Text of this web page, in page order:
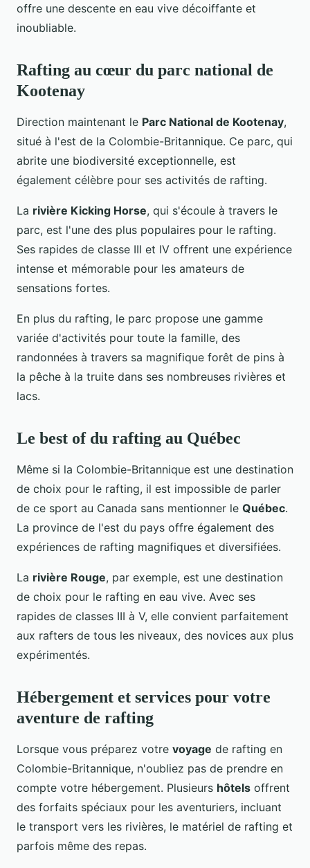
offre une descente en eau vive décoiffante et
inoubliable.
Rafting au cœur du parc national de
Kootenay
Direction maintenant le Parc National de Kootenay,
situé à l'est de la Colombie-Britannique. Ce parc, qui
abrite une biodiversité exceptionnelle, est
également célèbre pour ses activités de rafting.
La rivière Kicking Horse, qui s'écoule à travers le
parc, est l'une des plus populaires pour le rafting.
Ses rapides de classe III et IV offrent une expérience
intense et mémorable pour les amateurs de
sensations fortes.
En plus du rafting, le parc propose une gamme
variée d'activités pour toute la famille, des
randonnées à travers sa magnifique forêt de pins à
la pêche à la truite dans ses nombreuses rivières et
lacs.
Le best of du rafting au Québec
Même si la Colombie-Britannique est une destination
de choix pour le rafting, il est impossible de parler
de ce sport au Canada sans mentionner le Québec.
La province de l'est du pays offre également des
expériences de rafting magnifiques et diversifiées.
La rivière Rouge, par exemple, est une destination
de choix pour le rafting en eau vive. Avec ses
rapides de classes III à V, elle convient parfaitement
aux rafters de tous les niveaux, des novices aux plus
expérimentés.
Hébergement et services pour votre
aventure de rafting
Lorsque vous préparez votre voyage de rafting en
Colombie-Britannique, n'oubliez pas de prendre en
compte votre hébergement. Plusieurs hôtels offrent
des forfaits spéciaux pour les aventuriers, incluant
le transport vers les rivières, le matériel de rafting et
parfois même des repas.